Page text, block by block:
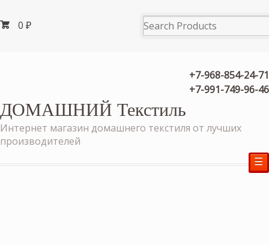
0 ₽
+7-968-854-24-71
+7-991-749-96-46
ДОМАШНИЙ Текстиль
Интернет магазин домашнего текстиля от лучших
производителей
☰